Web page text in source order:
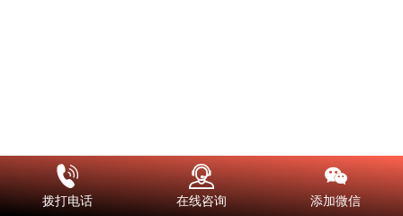
拨打电话 在线咨询 添加微信